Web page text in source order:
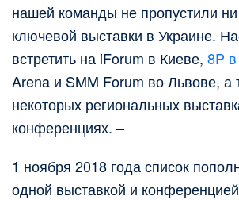
нашей команды не пропустили
ключевой выставки в Украине.
встретить на iForum в Киеве, 8P
Arena и SMM Forum во Львове, а
некоторых региональных
конференциях. –
1 ноября 2018 года список
одной выставкой и